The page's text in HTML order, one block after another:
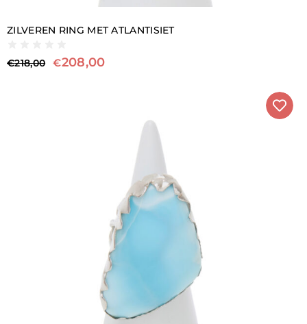
ZILVEREN RING MET ATLANTISIET
€218,00 €208,00